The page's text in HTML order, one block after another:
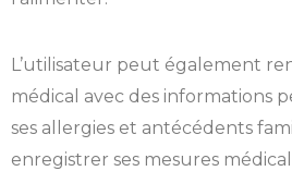
L’utilisateur peut également
médical avec des informations
ses allergies et antécédents
enregistrer ses mesures